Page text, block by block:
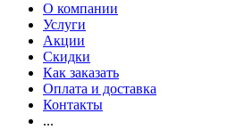
О компании
Услуги
Акции
Скидки
Как заказать
Оплата и доставка
Контакты
...